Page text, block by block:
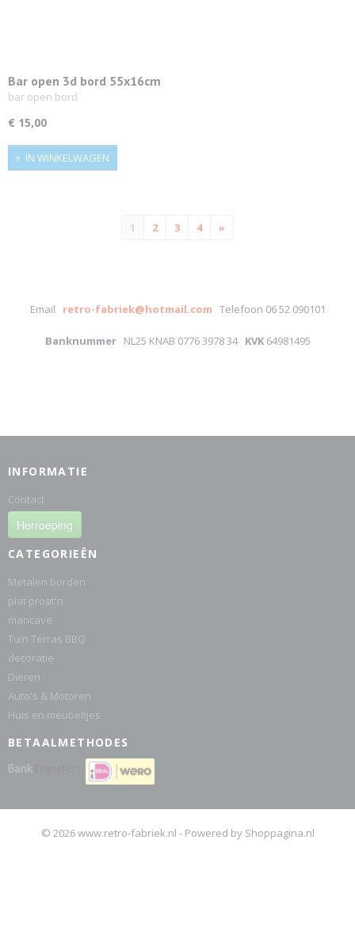
Bar open 3d bord 55x16cm
bar open bord
€ 15,00
IN WINKELWAGEN
1 2 3 4 »
Email retro-fabriek@hotmail.com Telefoon 06 52 090101
Banknummer NL25 KNAB 0776 3978 34 KVK64981495
INFORMATIE
Contact
Herroeping
CATEGORIEËN
Metalen borden
plat proat'n
mancave
Tuin Terras BBQ
decoratie
Dieren
Auto's & Motoren
Huis en meubeltjes
BETAALMETHODES
© 2026 www.retro-fabriek.nl - Powered by Shoppagina.nl